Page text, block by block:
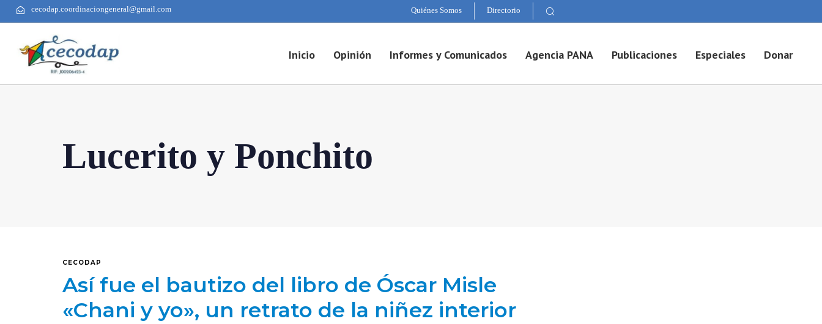
cecodap.coordinaciongeneral@gmail.com Quiénes Somos Directorio
Inicio Opinión Informes y Comunicados Agencia PANA Publicaciones Especiales Donar
Lucerito y Ponchito
CECODAP
Así fue el bautizo del libro de Óscar Misle
«Chani y yo», un retrato de la niñez interior